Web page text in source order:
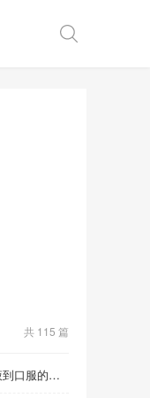
共 115 篇
GSK口服抗生素获FDA批准：从住院输液到口服的里程碑